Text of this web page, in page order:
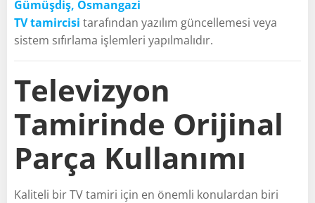
Gümüşdiş, Osmangazi
TV tamircisi tarafından yazılım güncellemesi veya
sistem sıfırlama işlemleri yapılmalıdır.
Televizyon
Tamirinde Orijinal
Parça Kullanımı
Kaliteli bir TV tamiri için en önemli konulardan biri